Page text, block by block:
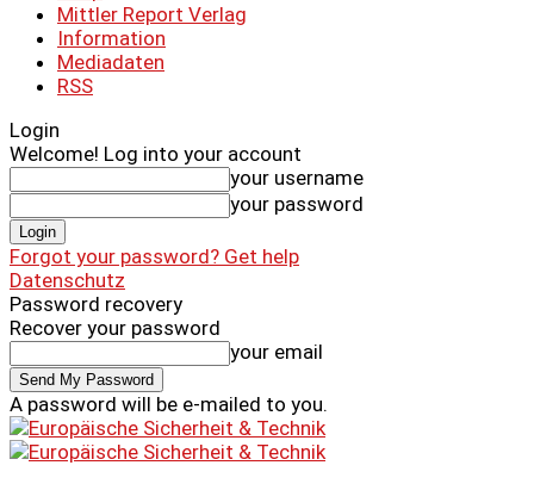
Mittler Report Verlag
Information
Mediadaten
RSS
Login
Welcome! Log into your account
your username
your password
Forgot your password? Get help
Datenschutz
Password recovery
Recover your password
your email
A password will be e-mailed to you.